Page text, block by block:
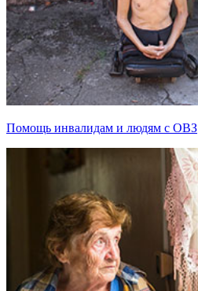
Помощь инвалидам и людям с ОВЗ